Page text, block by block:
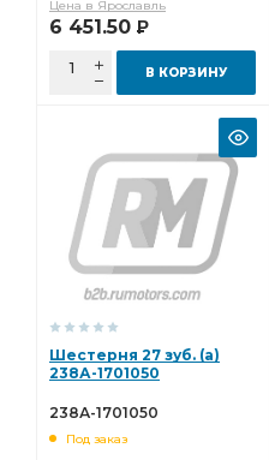
Цена в Ярославль
6 451.50 Р
В КОРЗИНУ
Шестерня 27 зуб. (а)
238А-1701050
238А-1701050
Под заказ